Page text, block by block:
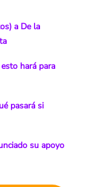
a De la
hará para
pasará si
su apoyo